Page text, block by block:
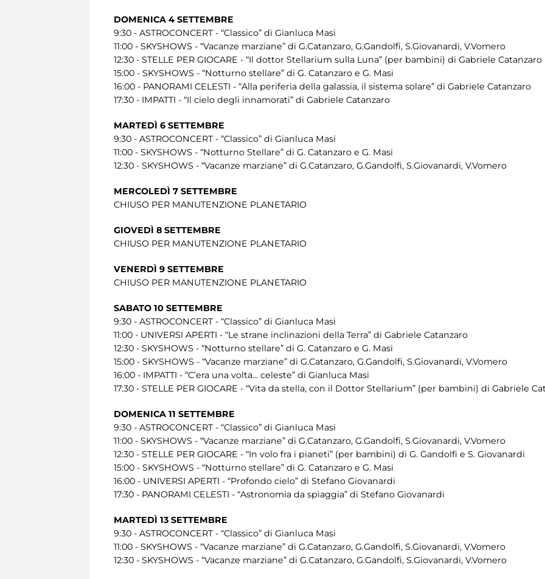
DOMENICA 4 SETTEMBRE
9:30 - ASTROCONCERT - “Classico” di Gianluca Masi
11:00 - SKYSHOWS - “Vacanze marziane” di G.Catanzaro, G.Gandolfi, S.Giovanardi, V.Vomero
12:30 - STELLE PER GIOCARE - “Il dottor Stellarium sulla Luna” (per bambini) di Gabriele Catanzaro
15:00 - SKYSHOWS - “Notturno stellare” di G. Catanzaro e G. Masi
16:00 - PANORAMI CELESTI - “Alla periferia della galassia, il sistema solare” di Gabriele Catanzaro
17:30 - IMPATTI - “Il cielo degli innamorati” di Gabriele Catanzaro
MARTEDÌ 6 SETTEMBRE
9:30 - ASTROCONCERT - “Classico” di Gianluca Masi
11:00 - SKYSHOWS - “Notturno Stellare” di G. Catanzaro e G. Masi
12:30 - SKYSHOWS - “Vacanze marziane” di G.Catanzaro, G.Gandolfi, S.Giovanardi, V.Vomero
MERCOLEDÌ 7 SETTEMBRE
CHIUSO PER MANUTENZIONE PLANETARIO
GIOVEDÌ 8 SETTEMBRE
CHIUSO PER MANUTENZIONE PLANETARIO
VENERDÌ 9 SETTEMBRE
CHIUSO PER MANUTENZIONE PLANETARIO
SABATO 10 SETTEMBRE
9:30 - ASTROCONCERT - “Classico” di Gianluca Masi
11:00 - UNIVERSI APERTI - “Le strane inclinazioni della Terra” di Gabriele Catanzaro
12:30 - SKYSHOWS - “Notturno stellare” di G. Catanzaro e G. Masi
15:00 - SKYSHOWS - “Vacanze marziane” di G.Catanzaro, G.Gandolfi, S.Giovanardi, V.Vomero
16:00 - IMPATTI - “C’era una volta… celeste” di Gianluca Masi
17:30 - STELLE PER GIOCARE - “Vita da stella, con il Dottor Stellarium” (per bambini) di Gabriele
DOMENICA 11 SETTEMBRE
9:30 - ASTROCONCERT - “Classico” di Gianluca Masi
11:00 - SKYSHOWS - “Vacanze marziane” di G.Catanzaro, G.Gandolfi, S.Giovanardi, V.Vomero
12:30 - STELLE PER GIOCARE - “In volo fra i pianeti” (per bambini) di G. Gandolfi e S. Giovanardi
15:00 - SKYSHOWS - “Notturno stellare” di G. Catanzaro e G. Masi
16:00 - UNIVERSI APERTI - “Profondo cielo” di Stefano Giovanardi
17:30 - PANORAMI CELESTI - “Astronomia da spiaggia” di Stefano Giovanardi
MARTEDÌ 13 SETTEMBRE
9:30 - ASTROCONCERT - “Classico” di Gianluca Masi
11:00 - SKYSHOWS - “Vacanze marziane” di G.Catanzaro, G.Gandolfi, S.Giovanardi, V.Vomero
12:30 - SKYSHOWS - “Vacanze marziane” di G.Catanzaro, G.Gandolfi, S.Giovanardi, V.Vomero